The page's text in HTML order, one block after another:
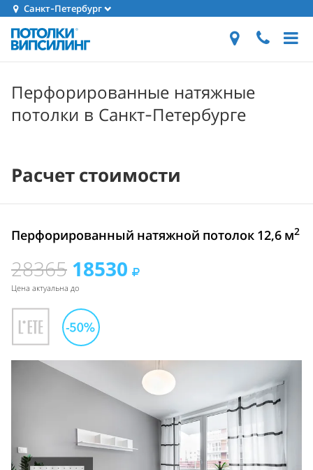
Санкт-Петербург
Перфорированные натяжные
потолки в Санкт-Петербурге
Расчет стоимости
Перфорированный натяжной потолок 12,6 м2
28365 18530
Цена актуальна до